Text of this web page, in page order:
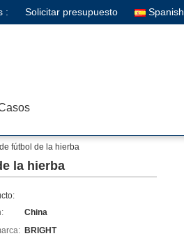
: Solicitar presupuesto Spanish
fútbol de la hierba
la hierba
China
BRIGHT